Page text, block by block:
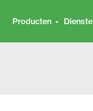
Producten